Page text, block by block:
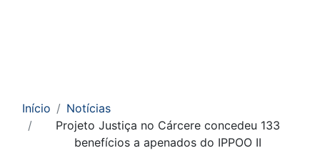
Início
Notícias
Projeto Justiça no Cárcere concedeu 133
benefícios a apenados do IPPOO II